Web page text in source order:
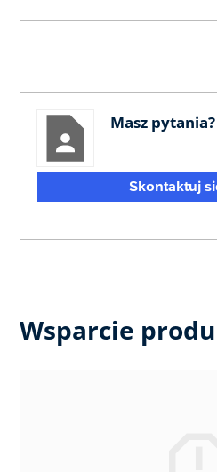
Masz pytania?
Skontaktuj
Wsparcie